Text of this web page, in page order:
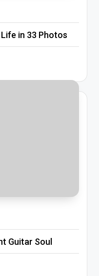
in 33 Photos
Guitar Soul